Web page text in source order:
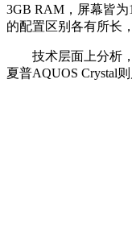
3GB RAM，屏幕皆为
的配置区别各有所长
技术层面上分析，
夏普AQUOS Crystal